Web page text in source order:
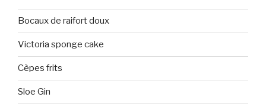
Bocaux de raifort doux
Victoria sponge cake
Cèpes frits
Sloe Gin